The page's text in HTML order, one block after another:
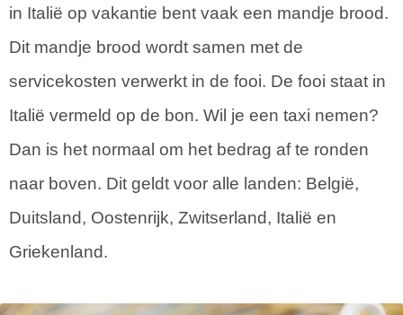
in Italië op vakantie bent vaak een mandje brood.
Dit mandje brood wordt samen met de
servicekosten verwerkt in de fooi. De fooi staat in
Italië vermeld op de bon. Wil je een taxi nemen?
Dan is het normaal om het bedrag af te ronden
naar boven. Dit geldt voor alle landen: België,
Duitsland, Oostenrijk, Zwitserland, Italië en
Griekenland.